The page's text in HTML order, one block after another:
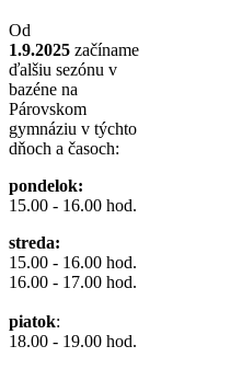
Od
1.9.2025 začíname
ďalšiu sezónu v
bazéne na
Párovskom
gymnáziu v týchto
dňoch a časoch:
pondelok:
15.00 - 16.00 hod.
streda:
15.00 - 16.00 hod.
16.00 - 17.00 hod.
piatok:
18.00 - 19.00 hod.